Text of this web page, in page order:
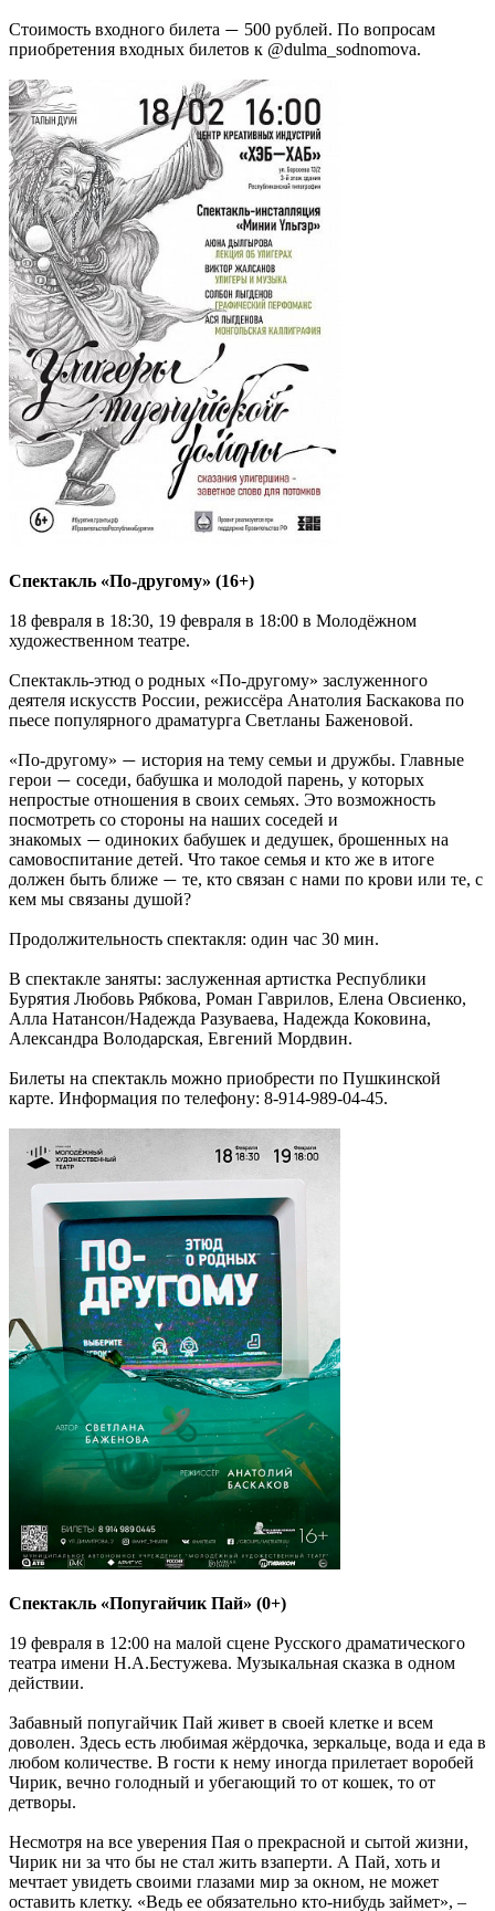
Стоимость входного билета — 500 рублей. По вопросам
приобретения входных билетов к @dulma_sodnomova.
Спектакль «По-другому» (16+)
18 февраля в 18:30, 19 февраля в 18:00 в Молодёжном
художественном театре.
Спектакль-этюд о родных «По-другому» заслуженного
деятеля искусств России, режиссёра Анатолия Баскакова по
пьесе популярного драматурга Светланы Баженовой.
«По-другому» — история на тему семьи и дружбы. Главные
герои — соседи, бабушка и молодой парень, у которых
непростые отношения в своих семьях. Это возможность
посмотреть со стороны на наших соседей и
знакомых — одиноких бабушек и дедушек, брошенных на
самовоспитание детей. Что такое семья и кто же в итоге
должен быть ближе — те, кто связан с нами по крови или те, с
кем мы связаны душой?
Продолжительность спектакля: один час 30 мин.
В спектакле заняты: заслуженная артистка Республики
Бурятия Любовь Рябкова, Роман Гаврилов, Елена Овсиенко,
Алла Натансон/Надежда Разуваева, Надежда Коковина,
Александра Володарская, Евгений Мордвин.
Билеты на спектакль можно приобрести по Пушкинской
карте. Информация по телефону: 8-914-989-04-45.
Спектакль «Попугайчик Пай» (0+)
19 февраля в 12:00 на малой сцене Русского драматического
театра имени Н.А.Бестужева. Музыкальная сказка в одном
действии.
Забавный попугайчик Пай живет в своей клетке и всем
доволен. Здесь есть любимая жёрдочка, зеркальце, вода и еда в
любом количестве. В гости к нему иногда прилетает воробей
Чирик, вечно голодный и убегающий то от кошек, то от
детворы.
Несмотря на все уверения Пая о прекрасной и сытой жизни,
Чирик ни за что бы не стал жить взаперти. А Пай, хоть и
мечтает увидеть своими глазами мир за окном, не может
оставить клетку. «Ведь ее обязательно кто-нибудь займет», –